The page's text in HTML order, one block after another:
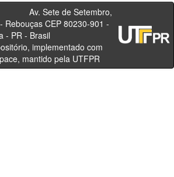
Sete de Setembro,
Rebouças CEP 80230-901 -
- PR - Brasil
implementado com
mantido pela UTFPR